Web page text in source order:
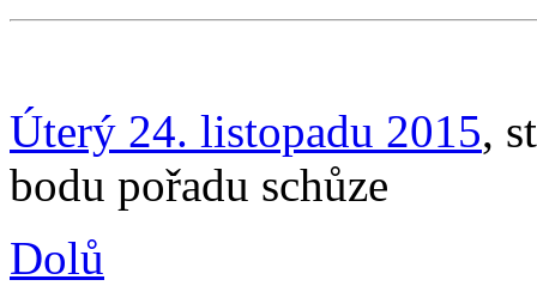
Úterý 24. listopadu 2015,
bodu pořadu schůze
Dolů